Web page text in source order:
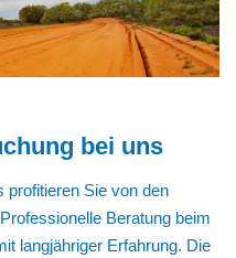
bei uns
profitieren Sie von den
Beratung beim
langjähriger Erfahrung. Die